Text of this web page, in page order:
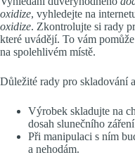
oxidize, vyhledejte na
oxidize. Zkontrolujte si rady
které uvádějí. To vám
na spolehlivém místě.
Důležité rady pro skladování
Výrobek skladujte na
dosah slunečního
Při manipulaci s ním
a nehodám.